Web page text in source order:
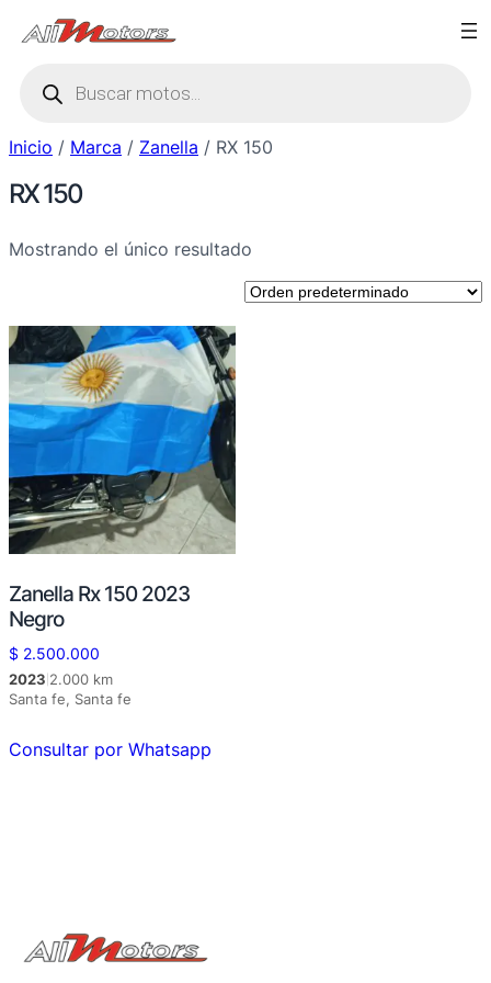
Saltar
al
productos
Inicio / Marca / Zanella / RX 150
RX 150
Mostrando el único resultado
Zanella Rx 150 2023
Negro
$ 2.500.000
2023 2.000 km
Santa fe, Santa fe
Consultar por Whatsapp